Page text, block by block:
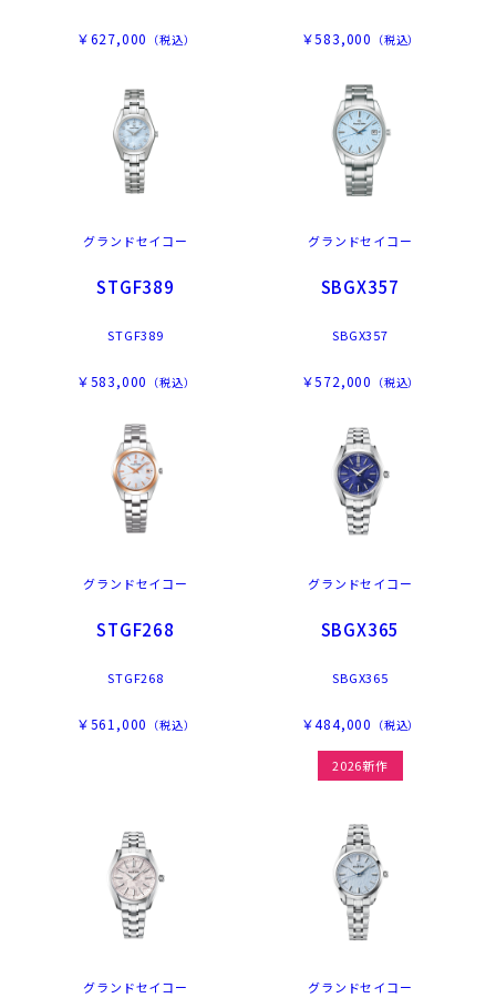
￥627,000 （税込） ￥583,000 （税込）
グランドセイコー
STGF389
STGF389
￥583,000 （税込）
グランドセイコー
SBGX357
SBGX357
￥572,000 （税込）
グランドセイコー
STGF268
STGF268
￥561,000 （税込）
グランドセイコー
SBGX365
SBGX365
￥484,000 （税込）
2026新作
グランドセイコー グランドセイコー